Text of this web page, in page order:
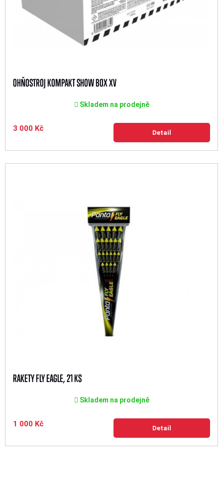
OHŇOSTROJ KOMPAKT SHOW BOX XV
Skladem na prodejně
3 000 Kč Detail
RAKETY FLY EAGLE, 21 KS
Skladem na prodejně
1 000 Kč Detail